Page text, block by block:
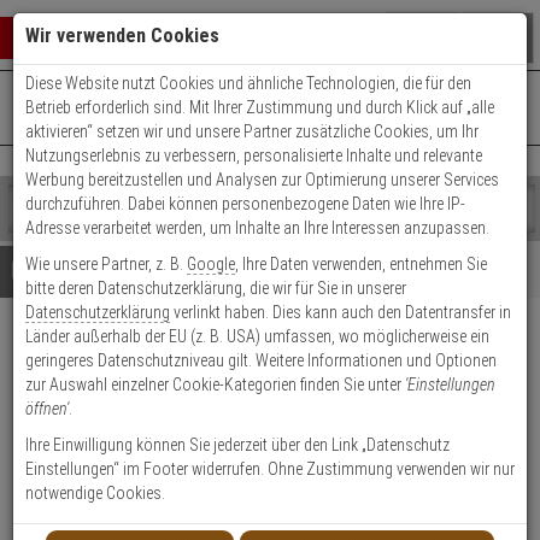
Warenkorb schließen
0 ARTIKEL IM WARENKORB
Ihr Warenkorb ist momentan leer.
Ergebnisse ()
Fertig
Shop
durchsuchen
Bitte
geben
Sie
mindestens
Zeichen
ein,
um
Suche
Es
wurde
noch
Kategorien
Suche
gestartet
+49 (0)821 899 493-0Mo. - Do.: 8:00 - 16:30 | Fr.: 8:00 - 14:00 Uhr
Kontaktservice nutzen
Details Beratung
Satel PERFECTA-RF
Erweiterungsmodul
Produktmerkmale
Datenblatt drucken
Wir verwenden Cookies
Diese Website nutzt Cookies und ähnliche Technologien, die für den
Betrieb erforderlich sind. Mit Ihrer Zustimmung und durch Klick auf „alle
aktivieren“ setzen wir und unsere Partner zusätzliche Cookies, um Ihr
Nutzungserlebnis zu verbessern, personalisierte Inhalte und relevante
Werbung bereitzustellen und Analysen zur Optimierung unserer Services
durchzuführen. Dabei können personenbezogene Daten wie Ihre IP-
Adresse verarbeitet werden, um Inhalte an Ihre Interessen anzupassen.
Wie unsere Partner, z. B. Google , Ihre Daten verwenden, entnehmen Sie
bitte deren Datenschutzerklärung, die wir für Sie in unserer
Datenschutzerklärung verlinkt haben. Dies kann auch den Datentransfer in
Länder außerhalb der EU (z. B. USA) umfassen, wo möglicherweise ein
geringeres Datenschutzniveau gilt. Weitere Informationen und Optionen
zur Auswahl einzelner Cookie-Kategorien finden Sie unter 'Einstellungen
öffnen'.
Ihre Einwilligung können Sie jederzeit über den Link „Datenschutz
Einstellungen“ im Footer widerrufen. Ohne Zustimmung verwenden wir nur
notwendige Cookies.